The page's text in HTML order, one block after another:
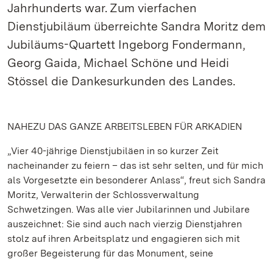
Jahrhunderts war. Zum vierfachen
Dienstjubiläum überreichte Sandra Moritz dem
Jubiläums-Quartett Ingeborg Fondermann,
Georg Gaida, Michael Schöne und Heidi
Stössel die Dankesurkunden des Landes.
NAHEZU DAS GANZE ARBEITSLEBEN FÜR ARKADIEN
„Vier 40-jährige Dienstjubiläen in so kurzer Zeit
nacheinander zu feiern – das ist sehr selten, und für mich
als Vorgesetzte ein besonderer Anlass“, freut sich Sandra
Moritz, Verwalterin der Schlossverwaltung
Schwetzingen. Was alle vier Jubilarinnen und Jubilare
auszeichnet: Sie sind auch nach vierzig Dienstjahren
stolz auf ihren Arbeitsplatz und engagieren sich mit
großer Begeisterung für das Monument, seine